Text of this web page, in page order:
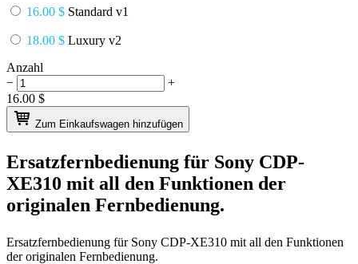
16.00 $ Standard v1
18.00 $ Luxury v2
Anzahl
−
+
16.00 $
Zum Einkaufswagen hinzufügen
Ersatzfernbedienung für Sony CDP-
XE310 mit all den Funktionen der
originalen Fernbedienung.
Ersatzfernbedienung fürSony CDP-XE310 mit all den Funktionen
der originalen Fernbedienung.